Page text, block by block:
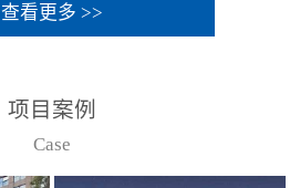
查看更多 >>
项目案例
Case